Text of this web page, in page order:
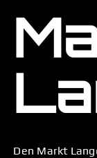
Den Markt